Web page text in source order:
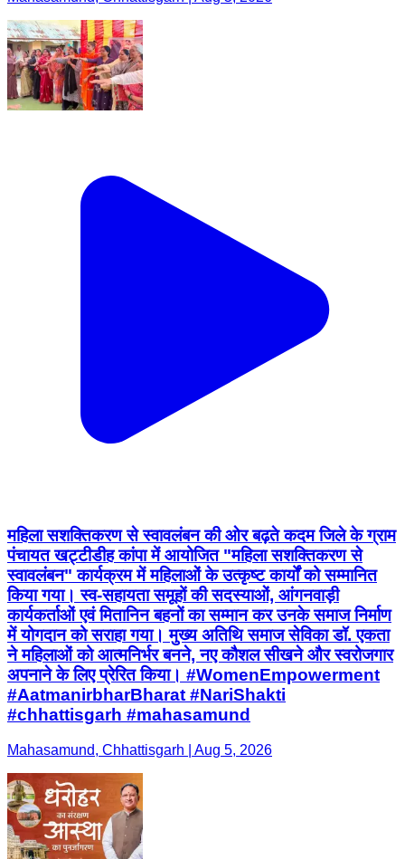
महिला सशक्तिकरण से स्वावलंबन की ओर बढ़ते कदम जिले के ग्राम
पंचायत खट्टीडीह कांपा में आयोजित "महिला सशक्तिकरण से
स्वावलंबन" कार्यक्रम में महिलाओं के उत्कृष्ट कार्यों को सम्मानित
किया गया। स्व-सहायता समूहों की सदस्याओं, आंगनवाड़ी
कार्यकर्ताओं एवं मितानिन बहनों का सम्मान कर उनके समाज निर्माण
में योगदान को सराहा गया। मुख्य अतिथि समाज सेविका डॉ. एकता
ने महिलाओं को आत्मनिर्भर बनने, नए कौशल सीखने और स्वरोजगार
अपनाने के लिए प्रेरित किया। #WomenEmpowerment
#AatmanirbharBharat #NariShakti
#chhattisgarh #mahasamund
Mahasamund, Chhattisgarh | Aug 5, 2026